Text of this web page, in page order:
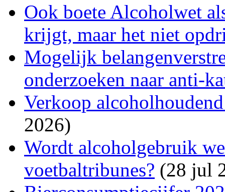
Ook boete Alcoholwet
krijgt, maar het niet
Mogelijk
onderzoeken naar anti-
Verkoop
2026)
Wordt alcoholgebruik
voetbaltribunes? (28 jul